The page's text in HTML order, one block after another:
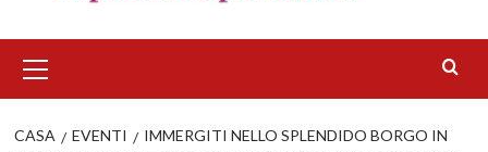
principale
CASA EVENTI
IMMERGITI NELLO SPLENDIDO BORGO IN